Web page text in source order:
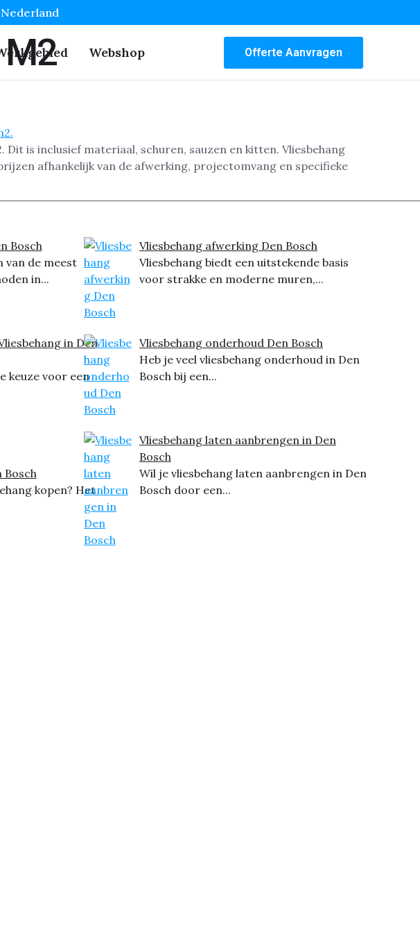
Webshop Offerte Aanvragen
is inclusief materiaal, schuren, sauzen en kitten. Vliesbehang
afhankelijk van de afwerking, projectomvang en specifieke
Bosch
van de meest
in...
in Den
keuze voor een
Bosch
kopen? Het
Vliesbehang afwerking Den Bosch
Vliesbehang biedt een uitstekende basis
voor strakke en moderne muren,...
Vliesbehang onderhoud Den Bosch
Heb je veel vliesbehang onderhoud in Den
Bosch bij een...
Vliesbehang laten aanbrengen in Den
Bosch
Wil je vliesbehang laten aanbrengen in Den
Bosch door een...